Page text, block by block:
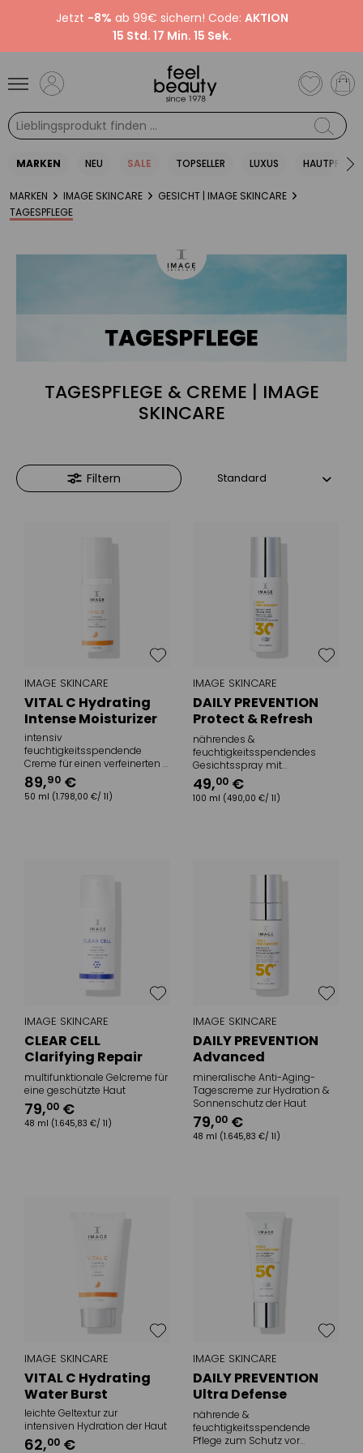
Jetzt -8% ab 99€ sichern! Code:AKTION
15 Std. 17 Min. 15 Sek.
MARKEN NEU SALE TOPSELLER LUXUS HAUTPFLEGE
MARKEN IMAGE SKINCARE
GESICHT | IMAGE SKINCARE
TAGESPFLEGE
TAGESPFLEGE & CREME | IMAGE
SKINCARE
Filtern
IMAGE SKINCARE
VITAL C Hydrating
Intense Moisturizer
intensiv
feuchtigkeitsspendende
Creme für einen verfeinerten &
strahlenden Teint
89,90 €
50 ml (1.798,00 €/ 1l)
IMAGE SKINCARE
DAILY PREVENTION
Protect & Refresh
Mist SPF 30
nährendes &
feuchtigkeitsspendendes
Gesichtsspray mit
Breitbandspektrum-
Sonnenschutz
49,00 €
100 ml (490,00 €/ 1l)
IMAGE SKINCARE
CLEAR CELL
Clarifying Repair
Crème
multifunktionale Gelcreme für
eine geschützte Haut
79,00 €
48 ml (1.645,83 €/ 1l)
IMAGE SKINCARE
DAILY PREVENTION
Advanced
Smartblend Mineral
Moisturizer SPF 50+
mineralische Anti-Aging-
Tagescreme zur Hydration &
Sonnenschutz der Haut
79,00 €
48 ml (1.645,83 €/ 1l)
IMAGE SKINCARE
VITAL C Hydrating
Water Burst
leichte Geltextur zur
intensiven Hydration der Haut
62,00 €
IMAGE SKINCARE
DAILY PREVENTION
Ultra Defense
Moisturizer SPF 50
nährende &
feuchtigkeitsspendende
Pflege zum Schutz vor